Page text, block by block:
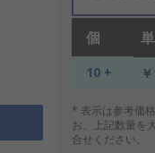
個
10 +
* 表示は参考価
お、上記数量を
合せください。